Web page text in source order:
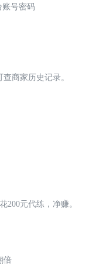
账号密码
商家历史记录。
200元代练，净赚。
倍